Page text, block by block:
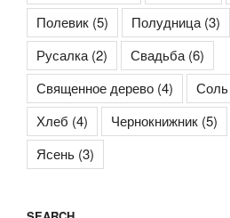
Полевик (5) Полудница (3)
Русалка (2) Свадьба (6)
Священное дерево (4) Соль
Хлеб (4) Чернокнижник (5)
Ясень (3)